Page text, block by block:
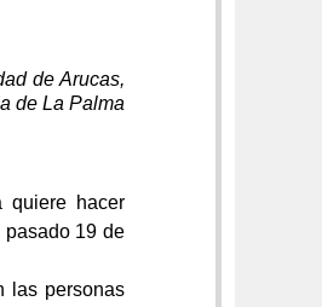
de Arucas,
de La Palma
quiere hacer
19 de
las personas